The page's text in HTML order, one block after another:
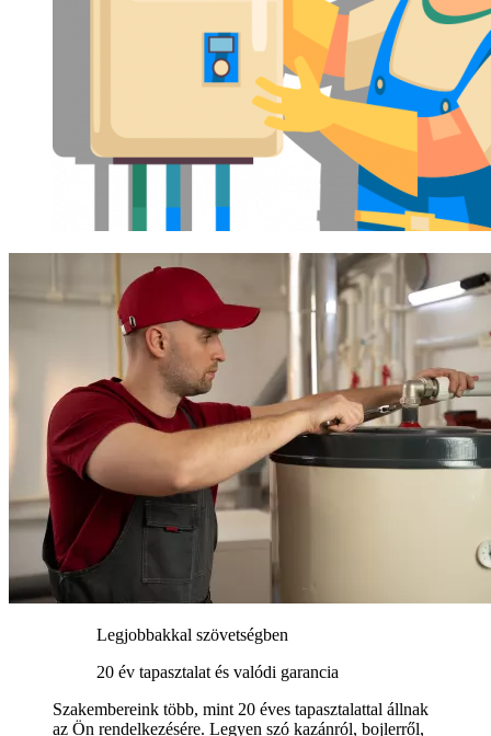
Legjobbakkal szövetségben
20 év tapasztalat és valódi garancia
Szakembereink több, mint 20 éves tapasztalattal állnak
az Ön rendelkezésére. Legyen szó kazánról, bojlerről,